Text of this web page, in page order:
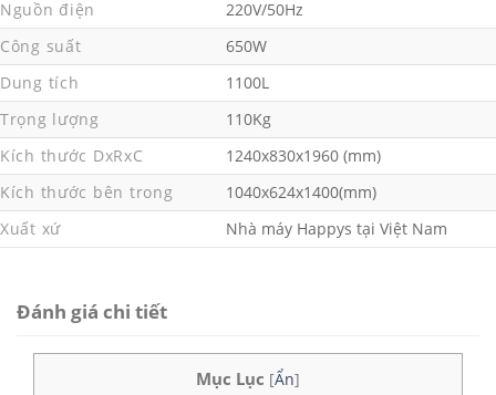
Nguồn điện
220V/50Hz
Công suất
650W
Dung tích
1100L
Trọng lượng
110Kg
Kích thước DxRxC
1240x830x1960 (mm)
Kích thước bên trong
1040x624x1400(mm)
Xuất xứ
Nhà máy Happys tại Việt Nam
Đánh giá chi tiết
Mục Lục [Ẩn]